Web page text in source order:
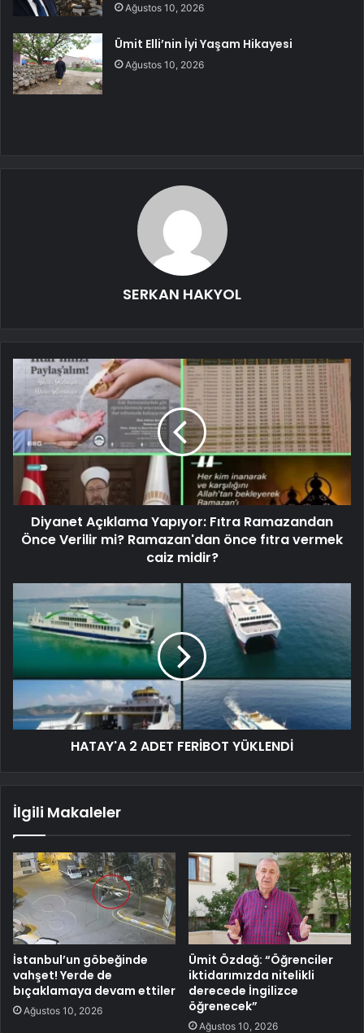
Ağustos 10, 2026
Ümit Elli’nin İyi Yaşam Hikayesi
Ağustos 10, 2026
SERKAN HAKYOL
Diyanet Açıklama Yapıyor: Fıtra Ramazandan
Önce Verilir mi? Ramazan'dan önce fıtra vermek
caiz midir?
HATAY'A 2 ADET FERİBOT YÜKLENDİ
İlgili Makaleler
İstanbul’un göbeğinde
vahşet! Yerde de
bıçaklamaya devam ettiler
Ağustos 10, 2026
Ümit Özdağ: “Öğrenciler
iktidarımızda nitelikli
derecede İngilizce
öğrenecek”
Ağustos 10, 2026